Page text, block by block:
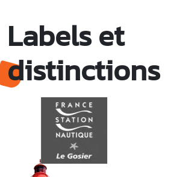
Labels et
distinctions